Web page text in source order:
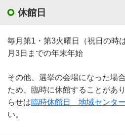
休館日
毎月第1・第3火曜日（祝日の時
月3日までの年末年始
その他、選挙の会場になった場
ため、臨時に休館することがあ
らせは臨時休館日 地域センタ
い。